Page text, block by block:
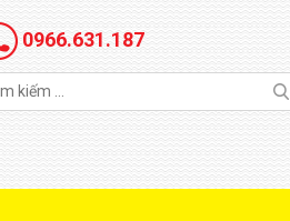
0966.631.187